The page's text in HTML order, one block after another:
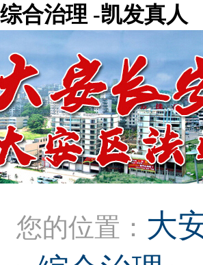
综合治理 -凯发真人
您的位置： 大